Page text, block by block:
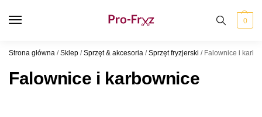
0
Strona główna /Sklep /Sprzęt & akcesoria /Sprzęt fryzjerski / Falownice i
Falownice i karbownice